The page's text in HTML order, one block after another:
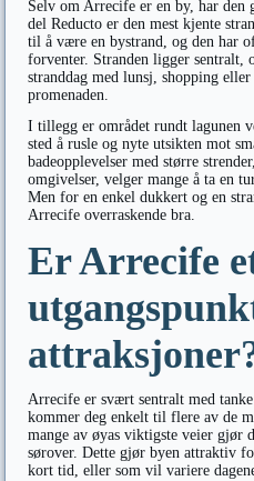
Selv om Arrecife er en by, har
del Reducto er den mest kjente
til å være en bystrand, og den har
forventer. Stranden ligger sentralt,
stranddag med lunsj, shopping
promenaden.
I tillegg er området rundt lagunen
sted å rusle og nyte utsikten mot
badeopplevelser med større
omgivelser, velger mange å ta en
Men for en enkel dukkert og en
Arrecife overraskende bra.
Er Arrecife
Arrecife er svært sentralt med
kommer deg enkelt til flere av de
mange av øyas viktigste veier gjør
sørover. Dette gjør byen attraktiv
kort tid, eller som vil variere